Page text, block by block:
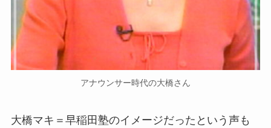
アナウンサー時代の大橋さん
大橋マキ＝早稲田塾のイメージだったという声も